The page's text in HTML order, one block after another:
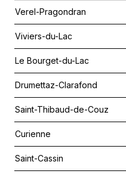
Verel-Pragondran
Viviers-du-Lac
Le Bourget-du-Lac
Drumettaz-Clarafond
Saint-Thibaud-de-Couz
Curienne
Saint-Cassin